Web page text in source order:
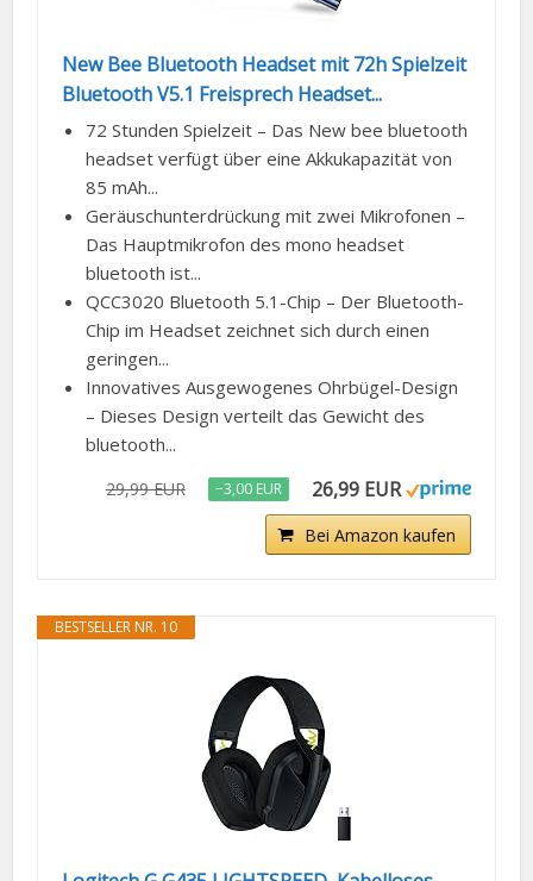
New Bee Bluetooth Headset mit 72h Spielzeit
Bluetooth V5.1 Freisprech Headset...
72 Stunden Spielzeit – Das New bee bluetooth
headset verfügt über eine Akkukapazität von
85 mAh...
Geräuschunterdrückung mit zwei Mikrofonen –
Das Hauptmikrofon des mono headset
bluetooth ist...
QCC3020 Bluetooth 5.1-Chip – Der Bluetooth-
Chip im Headset zeichnet sich durch einen
geringen...
Innovatives Ausgewogenes Ohrbügel-Design
– Dieses Design verteilt das Gewicht des
bluetooth...
29,99 EUR −3,00 EUR 26,99 EUR
Bei Amazon kaufen
BESTSELLER NR. 10